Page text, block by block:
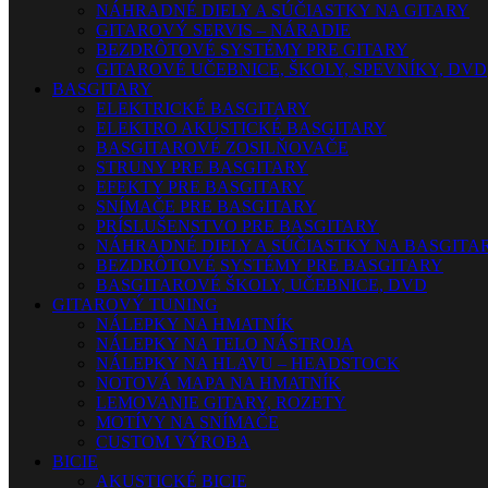
NÁHRADNÉ DIELY A SÚČIASTKY NA GITARY
GITAROVÝ SERVIS – NÁRADIE
BEZDRÔTOVÉ SYSTÉMY PRE GITARY
GITAROVÉ UČEBNICE, ŠKOLY, SPEVNÍKY, DVD
BASGITARY
ELEKTRICKÉ BASGITARY
ELEKTRO AKUSTICKÉ BASGITARY
BASGITAROVÉ ZOSILŇOVAČE
STRUNY PRE BASGITARY
EFEKTY PRE BASGITARY
SNÍMAČE PRE BASGITARY
PRÍSLUŠENSTVO PRE BASGITARY
NÁHRADNÉ DIELY A SÚČIASTKY NA
BEZDRÔTOVÉ SYSTÉMY PRE BASGITARY
BASGITAROVÉ ŠKOLY, UČEBNICE, DVD
GITAROVÝ TUNING
NÁLEPKY NA HMATNÍK
NÁLEPKY NA TELO NÁSTROJA
NÁLEPKY NA HLAVU – HEADSTOCK
NOTOVÁ MAPA NA HMATNÍK
LEMOVANIE GITARY, ROZETY
MOTÍVY NA SNÍMAČE
CUSTOM VÝROBA
BICIE
AKUSTICKÉ BICIE